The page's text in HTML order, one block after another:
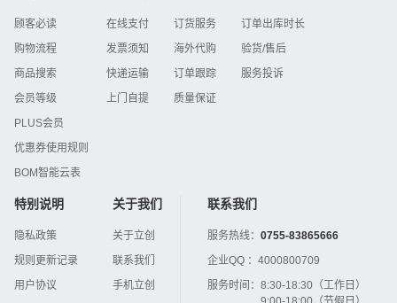
顾客必读
购物流程
商品搜索
会员等级
PLUS会员
优惠券使用规则
BOM智能云表
在线支付
发票须知
快递运输
上门自提
订货服务
海外代购
订单跟踪
质量保证
订单出库时长
验货/售后
服务投诉
特别说明
隐私政策
规则更新记录
用户协议
关于我们
关于立创
联系我们
手机立创
联系我们
服务热线： 0755-83865666
企业QQ ： 4000800709
服务时间： 8:30-18:30（工作日）